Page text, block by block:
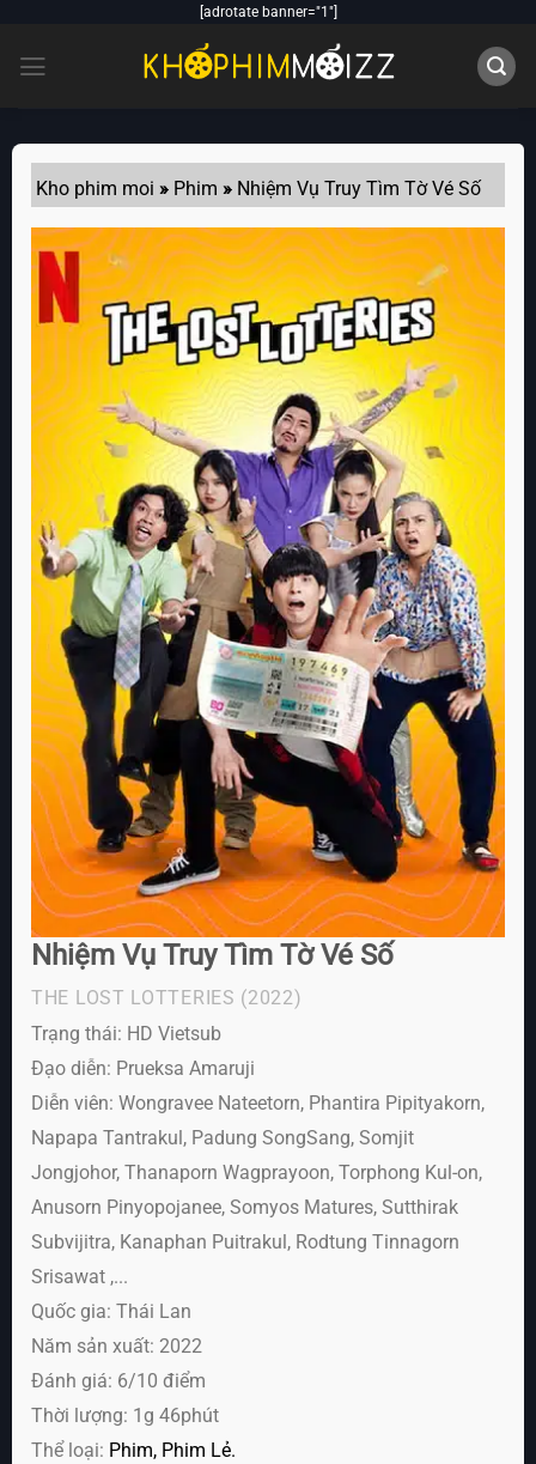
content
[adrotate banner="1"]
Kho phim moi » Phim » Nhiệm Vụ Truy Tìm Tờ Vé Số
Nhiệm Vụ Truy Tìm Tờ Vé Số
THE LOST LOTTERIES (2022)
Trạng thái: HD Vietsub
Đạo diễn: Prueksa Amaruji
Diễn viên: Wongravee Nateetorn, Phantira Pipityakorn,
Napapa Tantrakul, Padung SongSang, Somjit
Jongjohor, Thanaporn Wagprayoon, Torphong Kul-on,
Anusorn Pinyopojanee, Somyos Matures, Sutthirak
Subvijitra, Kanaphan Puitrakul, Rodtung Tinnagorn
Srisawat ,...
Quốc gia: Thái Lan
Năm sản xuất: 2022
Đánh giá: 6/10 điểm
Thời lượng: 1g 46phút
Thể loại: Phim Phim Lẻ